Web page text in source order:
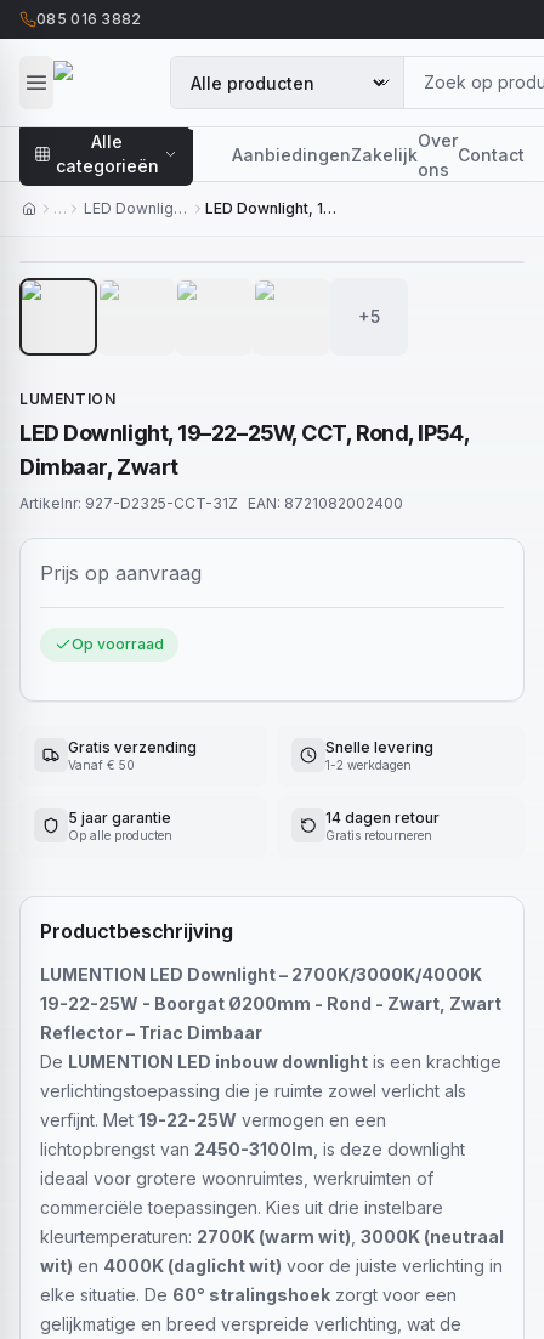
085 016 3882
Alle
categorieën
AanbiedingenZakelijk
Over
ons
Contact
… LED Downlights
LED Downlight, 19–22–25W, CCT, Rond, IP54, Dimbaar, Zwart
+5
LUMENTION
LED Downlight, 19–22–25W, CCT, Rond, IP54,
Dimbaar, Zwart
Artikelnr: 927-D2325-CCT-31Z EAN: 8721082002400
Prijs op aanvraag
Op voorraad
Gratis verzending
Vanaf € 50
Snelle levering
1-2 werkdagen
5 jaar garantie
Op alle producten
14 dagen retour
Gratis retourneren
Productbeschrijving
LUMENTION LED Downlight – 2700K/3000K/4000K
19-22-25W - Boorgat Ø200mm - Rond - Zwart, Zwart
Reflector – Triac Dimbaar
De LUMENTION LED inbouw downlight is een krachtige
verlichtingstoepassing die je ruimte zowel verlicht als
verfijnt. Met 19-22-25W vermogen en een
lichtopbrengst van 2450-3100lm , is deze downlight
ideaal voor grotere woonruimtes, werkruimten of
commerciële toepassingen. Kies uit drie instelbare
kleurtemperaturen: 2700K (warm wit) 3000K (neutraal
wit) en 4000K (daglicht wit) voor de juiste verlichting in
elke situatie. De 60° stralingshoek zorgt voor een
gelijkmatige en breed verspreide verlichting, wat de